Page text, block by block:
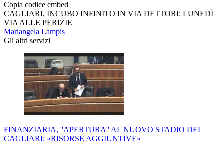
Copia codice embed
CAGLIARI, INCUBO INFINITO IN VIA DETTORI: LUNEDÌ
VIA ALLE PERIZIE
Mariangela Lampis
Gli altri servizi
FINANZIARIA, ''APERTURA'' AL NUOVO STADIO DEL
CAGLIARI: «RISORSE AGGIUNTIVE»